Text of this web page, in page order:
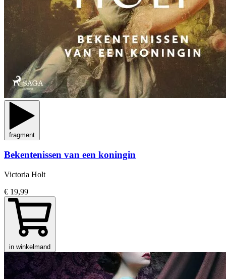
fragment
Bekentenissen van een koningin
Victoria Holt
€ 19,99
in winkelmand